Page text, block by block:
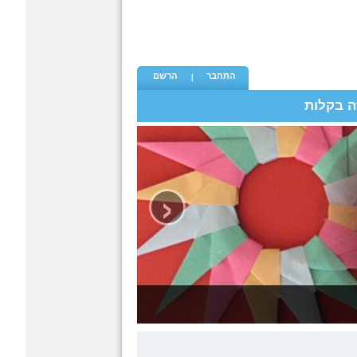
הרשם התחבר
בקלות
- קטגורית האוריגמי הגדולה בישראל
‹